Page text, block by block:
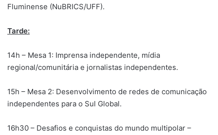
Fluminense (NuBRICS/UFF).
Tarde:
14h – Mesa 1: Imprensa independente, mídia
regional/comunitária e jornalistas independentes.
15h – Mesa 2: Desenvolvimento de redes de comunicação
independentes para o Sul Global.
16h30 – Desafios e conquistas do mundo multipolar –